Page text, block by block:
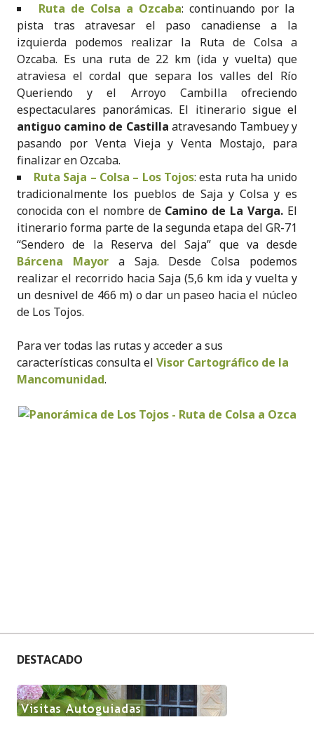
Ruta de Colsa a Ozcaba: continuando por la
pista tras atravesar el paso canadiense a la
izquierda podemos realizar la Ruta de Colsa a
Ozcaba. Es una ruta de 22 km (ida y vuelta) que
atraviesa el cordal que separa los valles del Río
Queriendo y el Arroyo Cambilla ofreciendo
espectaculares panorámicas. El itinerario sigue el
antiguo camino de Castilla atravesando Tambuey y
pasando por Venta Vieja y Venta Mostajo, para
finalizar en Ozcaba.
Ruta Saja – Colsa – Los Tojos: esta ruta ha unido
tradicionalmente los pueblos de Saja y Colsa y es
conocida con el nombre de Camino de La Varga. El
itinerario forma parte de la segunda etapa del GR-71
“Sendero de la Reserva del Saja” que va desde
Bárcena Mayora Saja. Desde Colsa podemos
realizar el recorrido hacia Saja (5,6 km ida y vuelta y
un desnivel de 466 m) o dar un paseo hacia el núcleo
de Los Tojos.
Para ver todas las rutas y acceder a sus
características consulta el Visor Cartográfico de la
Mancomunidad.
DESTACADO